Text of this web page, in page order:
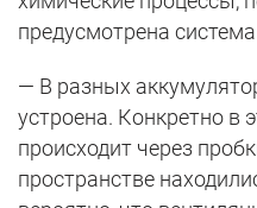
предусмотрена
— В разных
устроена. Конкретно в
происходит через
пространстве